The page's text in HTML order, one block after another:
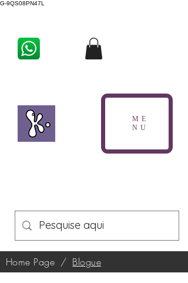
G-9QS08PN47L
ME
NU
Home Page / Blogue